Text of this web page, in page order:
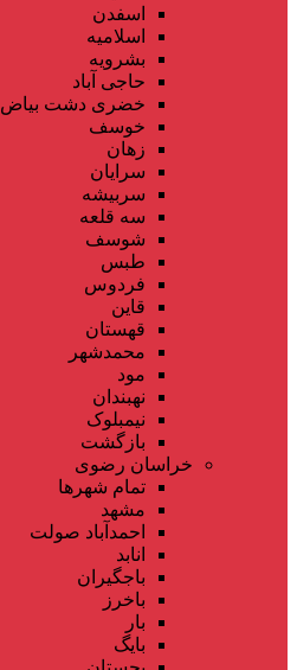
اسفدن
اسلامیه
بشرویه
حاجی آباد
خضری دشت بیاض
خوسف
زهان
سرایان
سربیشه
سه قلعه
شوسف
طبس
فردوس
قاین
قهستان
محمدشهر
مود
نهبندان
نیمبلوک
بازگشت
خراسان رضوی
تمام شهر‌ها
مشهد
احمدآباد صولت
انابد
باجگیران
باخرز
بار
بایگ